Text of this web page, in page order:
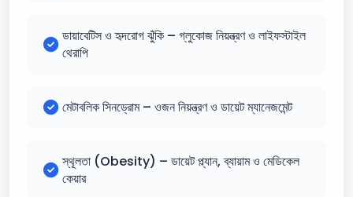
ডায়াবেটিস ও হৃদরোগ ঝুঁকি – গ্লুকোজ নিয়ন্ত্রণ ও লাইফস্টাইল
থেরাপি
মেটাবলিক সিনড্রোম – ওজন নিয়ন্ত্রণ ও ডায়েট ম্যানেজমেন্ট
স্থূলতা (Obesity) – ডায়েট প্ল্যান, ব্যায়াম ও মেডিকেল
কেয়ার